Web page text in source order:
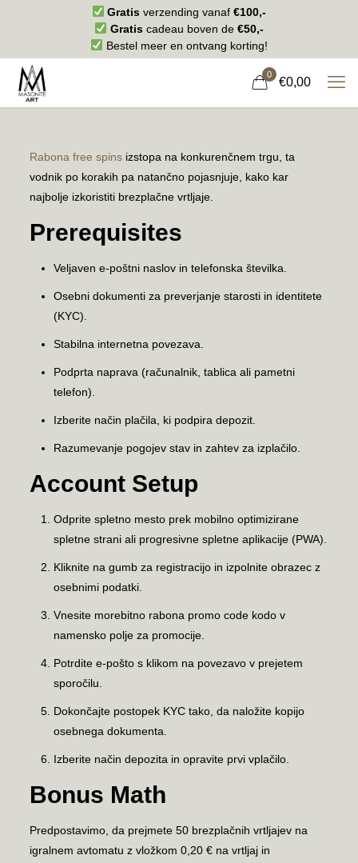
Gratis verzending vanaf€100,-
Gratiscadeau boven de €50,-
Bestel meer en ontvang korting!
0
€0,00
Rabona free spinsizstopa na konkurenčnem trgu, ta
vodnik po korakih pa natančno pojasnjuje, kako kar
najbolje izkoristiti brezplačne vrtljaje.
Prerequisites
Veljaven e-poštni naslov in telefonska številka.
Osebni dokumenti za preverjanje starosti in identitete
(KYC).
Stabilna internetna povezava.
Podprta naprava (računalnik, tablica ali pametni
telefon).
Izberite način plačila, ki podpira depozit.
Razumevanje pogojev stav in zahtev za izplačilo.
Account Setup
Odprite spletno mesto prek mobilno optimizirane
spletne strani ali progresivne spletne aplikacije (PWA).
Kliknite na gumb za registracijo in izpolnite obrazec z
osebnimi podatki.
Vnesite morebitno rabona promo code kodo v
namensko polje za promocije.
Potrdite e-pošto s klikom na povezavo v prejetem
sporočilu.
Dokončajte postopek KYC tako, da naložite kopijo
osebnega dokumenta.
Izberite način depozita in opravite prvi vplačilo.
Bonus Math
Predpostavimo, da prejmete 50 brezplačnih vrtljajev na
igralnem avtomatu z vložkom 0,20 € na vrtljaj in